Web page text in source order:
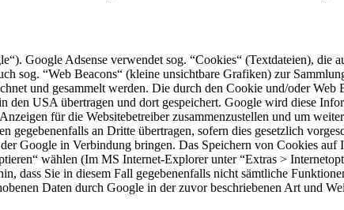
Google Adsense verwendet sog. “Cookies“ (Textdateien), die
sog. “Web Beacons“ (kleine unsichtbare Grafiken) zur
und gesammelt werden. Die durch den Cookie und/oder Web
USA übertragen und dort gespeichert. Google wird diese
für die Websitebetreiber zusammenzustellen und um
an Dritte übertragen, sofern dies gesetzlich
Google in Verbindung bringen. Das Speichern von Cookies auf
wählen (Im MS Internet-Explorer unter “Extras >
dass Sie in diesem Fall gegebenenfalls nicht sämtliche
Daten durch Google in der zuvor beschriebenen Art und